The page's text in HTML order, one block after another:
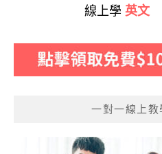
線上學 英文
一對一線上教